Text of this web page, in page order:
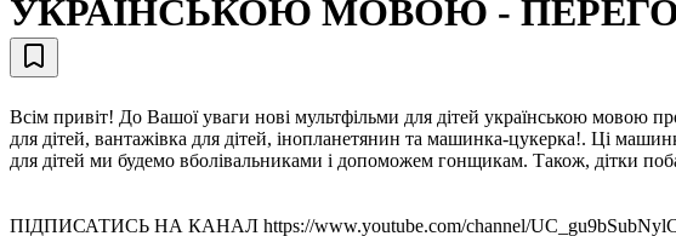
УКРАЇНСЬКОЮ МОВОЮ -
Всім привіт! До Вашої уваги нові мультфільми для дітей українською
для дітей, вантажівка для дітей, інопланетянин та машинка-цукерка!. Ці
для дітей ми будемо вболівальниками і допоможем гонщикам. Також, дітки
ПІДПИСАТИСЬ НА КАНАЛ https://www.youtube.com/channel/